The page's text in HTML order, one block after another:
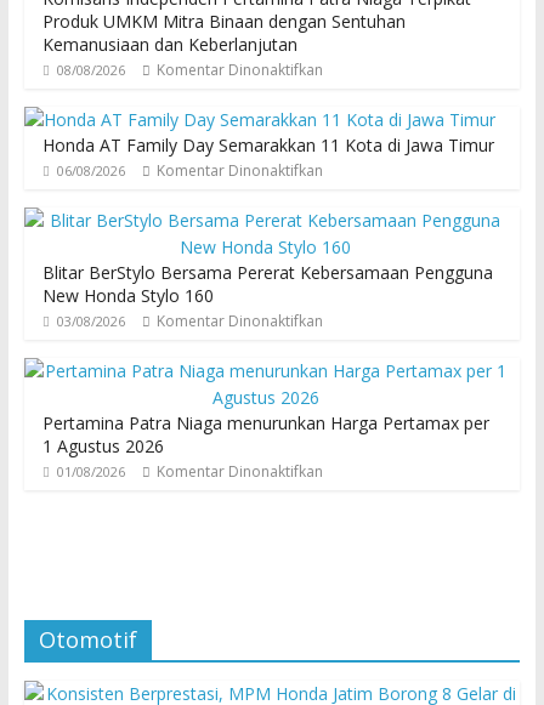
Produk UMKM Mitra Binaan dengan Sentuhan
Kemanusiaan dan Keberlanjutan
08/08/2026 Komentar Dinonaktifkan
Honda AT Family Day Semarakkan 11 Kota di Jawa Timur
06/08/2026 Komentar Dinonaktifkan
Blitar BerStylo Bersama Pererat Kebersamaan Pengguna
New Honda Stylo 160
03/08/2026 Komentar Dinonaktifkan
Pertamina Patra Niaga menurunkan Harga Pertamax per
1 Agustus 2026
01/08/2026 Komentar Dinonaktifkan
Otomotif